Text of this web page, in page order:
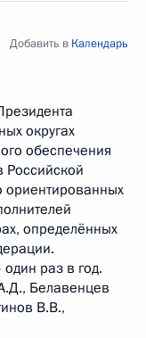
Добавить в Календарь
округах
обеспечения
Российской
ориентированных
определённых
раз в год.
Белавенцев
В.В.,